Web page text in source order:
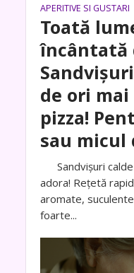
APERITIVE SI GUSTARI
Toată
încântată
de ori
pizza!
sau micul
Sandvișuri calde
adora! Rețetă
aromate,
foarte...